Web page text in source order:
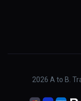
2026 A to B.